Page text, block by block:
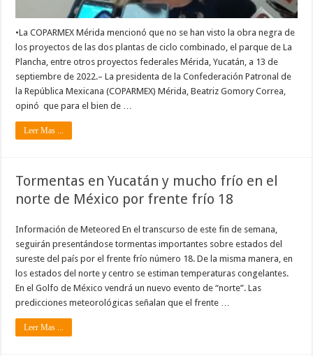
•La COPARMEX Mérida mencionó que no se han visto la obra negra de
los proyectos de las dos plantas de ciclo combinado, el parque de La
Plancha, entre otros proyectos federales Mérida, Yucatán, a 13 de
septiembre de 2022.– La presidenta de la Confederación Patronal de
la República Mexicana (COPARMEX) Mérida, Beatriz Gomory Correa,
opinó que para el bien de …
Leer Mas ...
Tormentas en Yucatán y mucho frío en el
norte de México por frente frío 18
Información de Meteored En el transcurso de este fin de semana,
seguirán presentándose tormentas importantes sobre estados del
sureste del país por el frente frío número 18. De la misma manera, en
los estados del norte y centro se estiman temperaturas congelantes.
En el Golfo de México vendrá un nuevo evento de “norte”. Las
predicciones meteorológicas señalan que el frente …
Leer Mas ...